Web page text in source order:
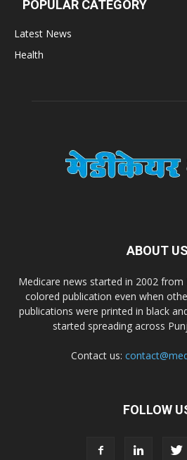
Dr. Madhukar
Dr. Alson Laboratories Private
Domagk Smith Labs Pvt Ltd
Diya Healthcare Private
POPULAR CATEGORY
Latest News
Health
ABOUT US
Medicare news started in 2002
colored publication even when
publications were printed in black
started spreading across
Contact us:
FOLLOW